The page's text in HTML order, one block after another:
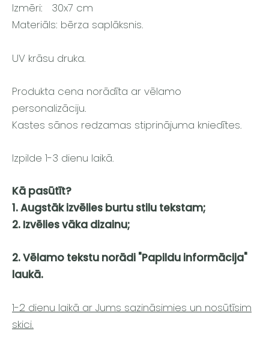
Izmēri: 30x7 cm
Materiāls: bērza saplāksnis.
UV krāsu druka.
Produkta cena norādīta ar vēlamo
personalizāciju.
Kastes sānos redzamas stiprinājuma kniedītes.
Izpilde 1-3 dienu laikā.
Kā pasūtīt?
1. Augstāk izvēlies burtu stilu tekstam;
2. Izvēlies vāka dizainu;
2. Vēlamo tekstu norādi "Papildu informācija"
laukā.
1-2 dienu laikā ar Jums sazināsimies un nosūtīsim
skici.